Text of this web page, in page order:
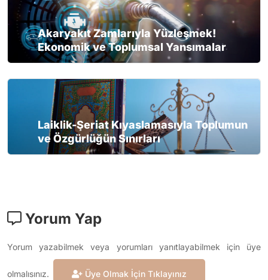
Akaryakıt Zamlarıyla Yüzleşmek!
Ekonomik ve Toplumsal Yansımalar
Laiklik-Şeriat Kıyaslamasıyla Toplumun
ve Özgürlüğün Sınırları
Yorum Yap
Yorum yazabilmek veya yorumları yanıtlayabilmek için üye
olmalısınız. Üye Olmak İçin Tıklayınız